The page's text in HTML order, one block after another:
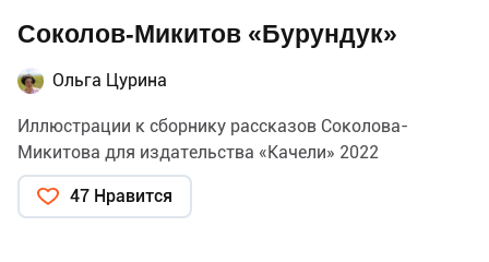
Соколов-Микитов «Бурундук»
Ольга Цурина
Иллюстрации к сборнику рассказов Соколова-
Микитова для издательства «Качели» 2022
47 Нравится